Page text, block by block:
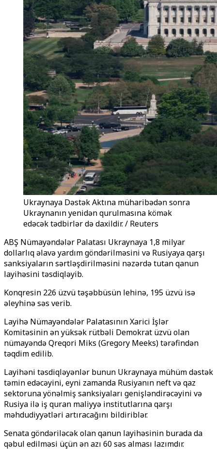
Ukraynaya Dəstək Aktına müharibədən sonra
Ukraynanın yenidən qurulmasına kömək
edəcək tədbirlər də daxildir. / Reuters
ABŞ Nümayəndələr Palatası Ukraynaya 1,8 milyar
dollarlıq əlavə yardım göndərilməsini və Rusiyaya qarşı
sanksiyaların sərtləşdirilməsini nəzərdə tutan qanun
layihəsini təsdiqləyib.
Konqresin 226 üzvü təşəbbüsün lehinə, 195 üzvü isə
əleyhinə səs verib.
Layihə Nümayəndələr Palatasının Xarici İşlər
Komitəsinin ən yüksək rütbəli Demokrat üzvü olan
nümayəndə Qreqori Miks (Gregory Meeks) tərəfindən
təqdim edilib.
Layihəni təsdiqləyənlər bunun Ukraynaya mühüm dəstək
təmin edəcəyini, eyni zamanda Rusiyanın neft və qaz
sektoruna yönəlmiş sanksiyaları genişləndirəcəyini və
Rusiya ilə iş quran maliyyə institutlarına qarşı
məhdudiyyətləri artıracağını bildiriblər.
Senata göndəriləcək olan qanun layihəsinin burada da
qəbul edilməsi üçün ən azı 60 səs alması lazımdır.